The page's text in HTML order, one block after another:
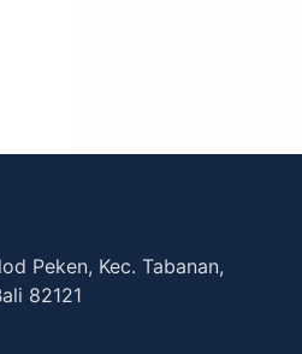
Peken, Kec. Tabanan,
82121